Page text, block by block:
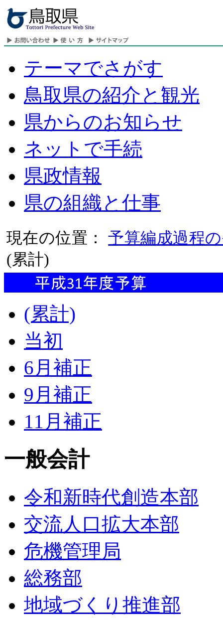
テーマでさがす
鳥取県の紹介と観光
県からのお知らせ
ネットで手続
県政情報
県の組織と仕事
現在の位置：予算編成過程
(累計)
(累計)
当初
6月補正
9月補正
11月補正
一般会計
令和新時代創造本部
交流人口拡大本部
危機管理局
総務部
地域づくり推進部